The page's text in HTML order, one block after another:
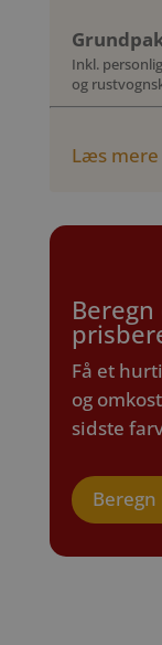
Inkl.
og
Læs
Få et
og
sidste